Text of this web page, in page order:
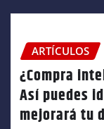
ARTÍCULOS
¿Compra
Así puedes
mejorará tu